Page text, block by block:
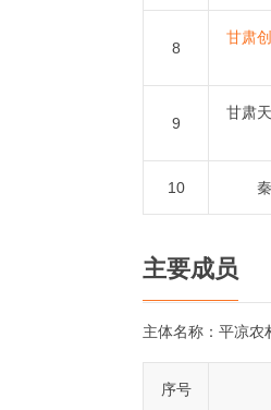
8
甘肃
9
甘肃
10
主要成员
主体名称： 平凉农
序号